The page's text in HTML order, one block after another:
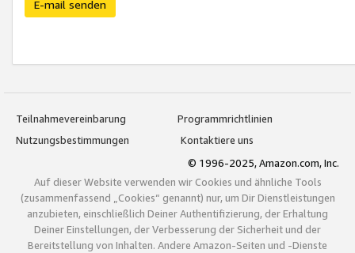
E-mail senden
Teilnahmevereinbarung
Programmrichtlinien
Nutzungsbestimmungen
Kontaktiere uns
© 1996-2025, Amazon.com, Inc.
Auf dieser Website verwenden wir Cookies und ähnliche Tools
(zusammenfassend „Cookies“ genannt) nur, um Dir Dienstleistungen
anzubieten, einschließlich Deiner Authentifizierung, der Erhaltung
Deiner Einstellungen, der Verbesserung der Sicherheit und der
Bereitstellung von Inhalten. Andere Amazon-Seiten und -Dienste